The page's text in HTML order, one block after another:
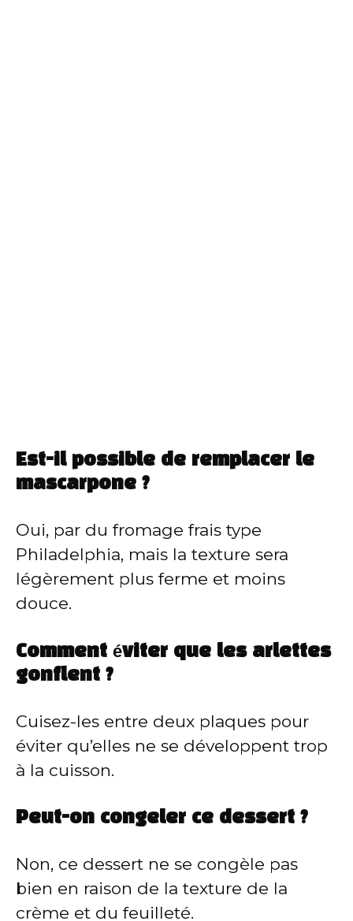
Est-il possible de remplacer le
mascarpone ?
Oui, par du fromage frais type
Philadelphia, mais la texture sera
légèrement plus ferme et moins
douce.
Comment éviter que les arlettes
gonflent ?
Cuisez-les entre deux plaques pour
éviter qu’elles ne se développent trop
à la cuisson.
Peut-on congeler ce dessert ?
Non, ce dessert ne se congèle pas
bien en raison de la texture de la
crème et du feuilleté.